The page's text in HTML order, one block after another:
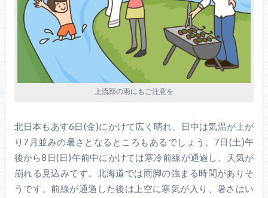
上流部の雨にもご注意を
北日本もあす6日(金)にかけて広く晴れ、日中は気温が上が
り7月並みの暑さとなるところもあるでしょう。7日(土)午
後から8日(日)午前中にかけては寒冷前線が通過し、天気が
崩れる見込みです。北海道では雨脚の強まる時間がありそ
うです。前線が通過した後は上空に寒気が入り、暑さはい